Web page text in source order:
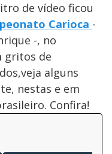
de vídeo ficou
Carioca -
-, no
gritos de
alguns
nestas e em
Confira!